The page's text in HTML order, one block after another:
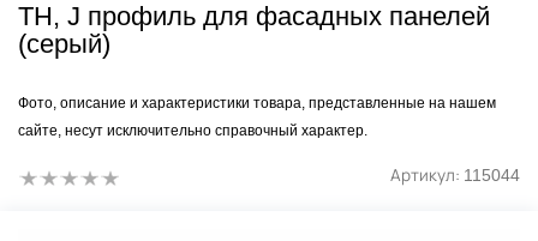
ТН, J профиль для фасадных панелей
(серый)
Фото, описание и характеристики товара, представленные на нашем
сайте, несут исключительно справочный характер.
Артикул: 115044